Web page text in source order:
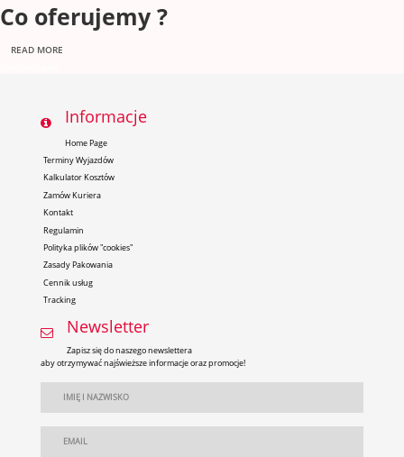
Co oferujemy ?
READ MORE
wpisachInformacje
Home Page
Terminy Wyjazdów
Kalkulator Kosztów
Zamów Kuriera
Kontakt
Regulamin
Polityka plików "cookies"
Zasady Pakowania
Cennik usług
Tracking
Newsletter
Zapisz się do naszego newslettera
aby otrzymywać najświeższe informacje oraz promocje!